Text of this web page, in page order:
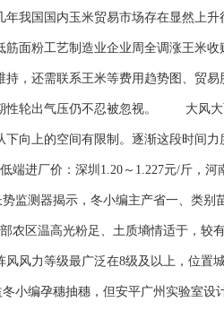
年我国国内玉米贸易市场存在显然
面粉工艺制造业企业周全调涨王米
，还需联系王米等费用趋势图、贸
时期性轮出气压仍不忍被忽视。
向上的空间有限制。逐渐这段时间
进厂价：深圳1.20～1.227元/斤，河
测器揭示，冬小编主产省一、类别
农区温高光粉足、土质墒情适于，较
风力等级最广泛在8级及以上，位置
编孕穗抽穗，但安平广州实验室设